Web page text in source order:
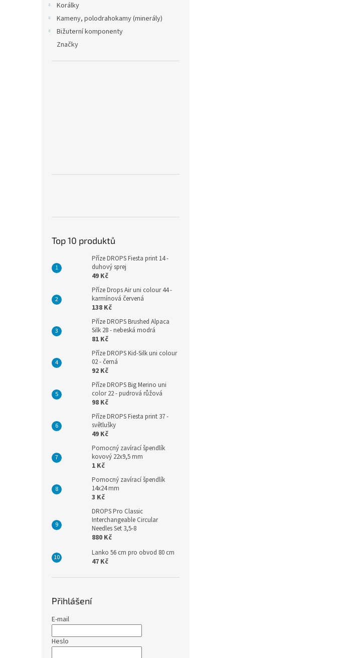
Korálky
Kameny, polodrahokamy (minerály)
Bižuterní komponenty
Značky
Top 10 produktů
Příze DROPS Fiesta print 14 -
duhový sprej
49 Kč
Příze Drops Air uni colour 44 -
karmínová červená
138 Kč
Příze DROPS Brushed Alpaca
Silk 28 - nebeská modrá
81 Kč
Příze DROPS Kid-Silk uni colour
02 - černá
92 Kč
Příze DROPS Big Merino uni
color 22 - pudrová růžová
98 Kč
Příze DROPS Fiesta print 37 -
světlušky
49 Kč
Pomocný zavírací špendlík
kovový 22x9,5 mm
1 Kč
Pomocný zavírací špendlík
14x24 mm
3 Kč
DROPS Pro Classic
Interchangeable Circular
Needles Set 3,5-8
880 Kč
Lanko 56 cm pro obvod 80 cm
47 Kč
Přihlášení
E-mail
Heslo